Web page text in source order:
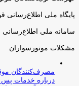
پایگاه ملی اطلاع‌رسانی
سامانه ملی
مشکلات موتورسواران
مصرف‌کنندگان
درباره خدمات پس